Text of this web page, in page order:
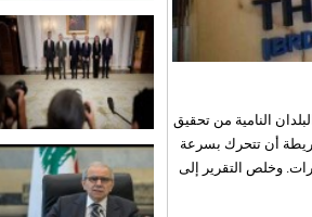
النامية من تحقيق
أن تتحرك بسرعة
وخلص التقرير إلى